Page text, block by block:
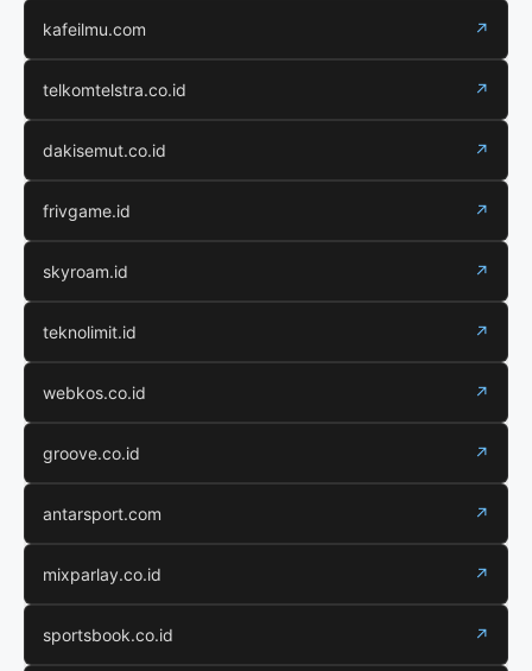
kafeilmu.com ↗
telkomtelstra.co.id ↗
dakisemut.co.id ↗
frivgame.id ↗
skyroam.id ↗
teknolimit.id ↗
webkos.co.id ↗
groove.co.id ↗
antarsport.com ↗
mixparlay.co.id ↗
sportsbook.co.id ↗